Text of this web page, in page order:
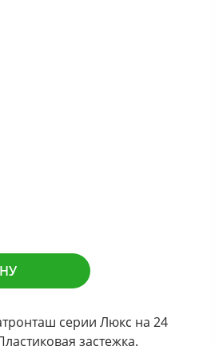
серии Люкс на 24
застежка.